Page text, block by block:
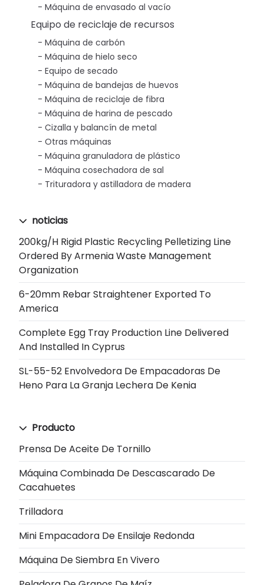
Máquina de envasado al vacío
Equipo de reciclaje de recursos
Máquina de carbón
Máquina de hielo seco
Equipo de secado
Máquina de bandejas de huevos
Máquina de reciclaje de fibra
Máquina de harina de pescado
Cizalla y balancín de metal
Otras máquinas
Máquina granuladora de plástico
Máquina cosechadora de sal
Trituradora y astilladora de madera
noticias
200kg/h Rigid Plastic Recycling Pelletizing Line
Ordered By Armenia Waste Management
Organization
6-20mm Rebar Straightener Exported To
America
Complete Egg Tray Production Line Delivered
And Installed In Cyprus
SL-55-52 Envolvedora De Empacadoras De
Heno Para La Granja Lechera De Kenia
Producto
Prensa De Aceite De Tornillo
Máquina Combinada De Descascarado De
Cacahuetes
Trilladora
Mini Empacadora De Ensilaje Redonda
Máquina De Siembra En Vivero